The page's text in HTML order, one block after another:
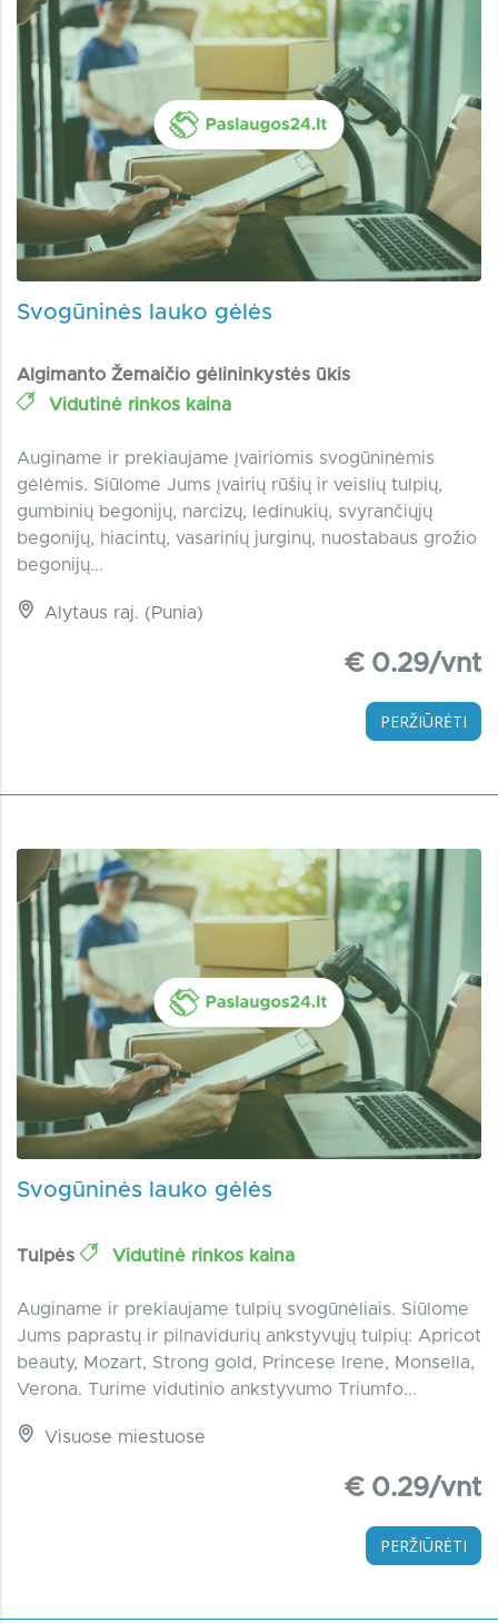
Svogūninės lauko gėlės
Algimanto Žemaičio gėlininkystės ūkis
Vidutinė rinkos kaina
Auginame ir prekiaujame įvairiomis svogūninėmis
gėlėmis. Siūlome Jums įvairių rūšių ir veislių tulpių,
gumbinių begonijų, narcizų, ledinukių, svyrančiųjų
begonijų, hiacintų, vasarinių jurginų, nuostabaus grožio
begonijų...
Alytaus raj. (Punia)
€ 0.29/vnt
PERŽIŪRĖTI
Svogūninės lauko gėlės
Tulpės Vidutinė rinkos kaina
Auginame ir prekiaujame tulpių svogūnėliais. Siūlome
Jums paprastų ir pilnavidurių ankstyvųjų tulpių: Apricot
beauty, Mozart, Strong gold, Princese Irene, Monsella,
Verona. Turime vidutinio ankstyvumo Triumfo...
Visuose miestuose
€ 0.29/vnt
PERŽIŪRĖTI